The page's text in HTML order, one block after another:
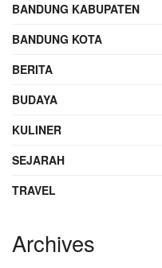
BANDUNG KABUPATEN
BANDUNG KOTA
BERITA
BUDAYA
KULINER
SEJARAH
TRAVEL
Archives